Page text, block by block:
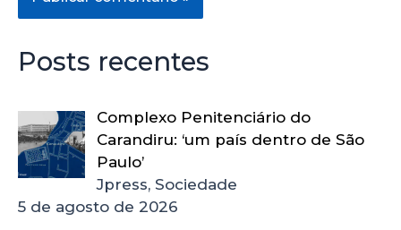
Posts recentes
Complexo Penitenciário do
Carandiru: ‘um país dentro de São
Paulo’
Jpress, Sociedade
5 de agosto de 2026